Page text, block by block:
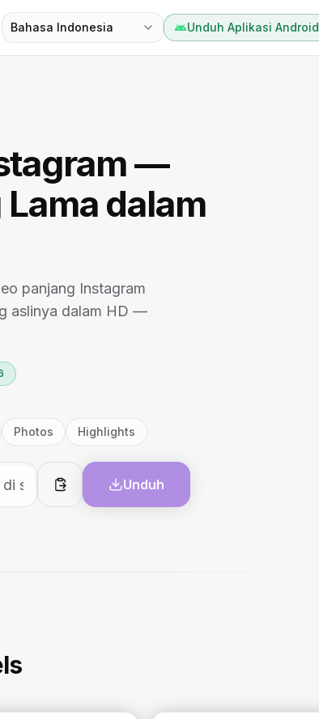
Bahasa Indonesia Unduh Aplikasi Android
—
dalam
panjang Instagram
aslinya dalam HD —
Photos Highlights
Tempel
Unduh